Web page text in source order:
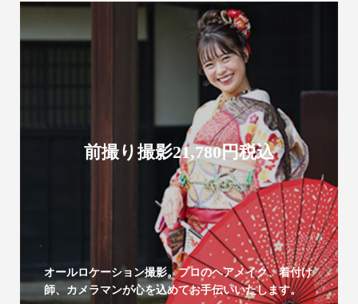
前撮り撮影21,780円税込
オールロケーション撮影。プロのヘアメイク、着付け
師、カメラマンが心を込めてお手伝いいたします。